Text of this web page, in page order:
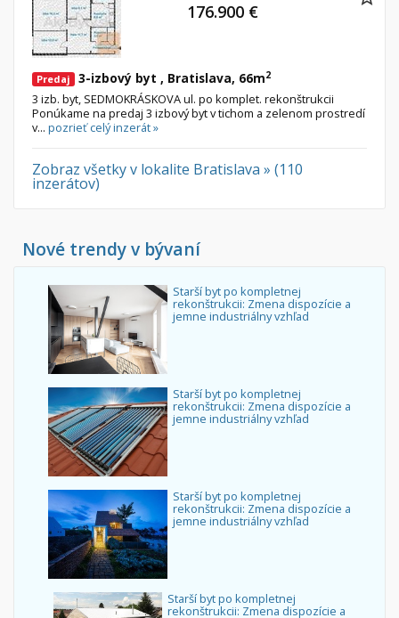
Uložiť vyhľadávanie
Predaj 3-izbový byt , Bratislava, 66m2
3 izb. byt, SEDMOKRÁSKOVA ul. po komplet. rekonštrukcii
Ponúkame na predaj 3 izbový byt v tichom a zelenom prostredí
v... pozrieť celý inzerát »
176.900 €
Zobraz všetky v lokalite Bratislava » (110
inzerátov)
Nové trendy v bývaní
Starší byt po kompletnej
rekonštrukcii: Zmena dispozície a
jemne industriálny vzhľad
Starší byt po kompletnej
rekonštrukcii: Zmena dispozície a
jemne industriálny vzhľad
Starší byt po kompletnej
rekonštrukcii: Zmena dispozície a
jemne industriálny vzhľad
Starší byt po kompletnej
rekonštrukcii: Zmena dispozície a